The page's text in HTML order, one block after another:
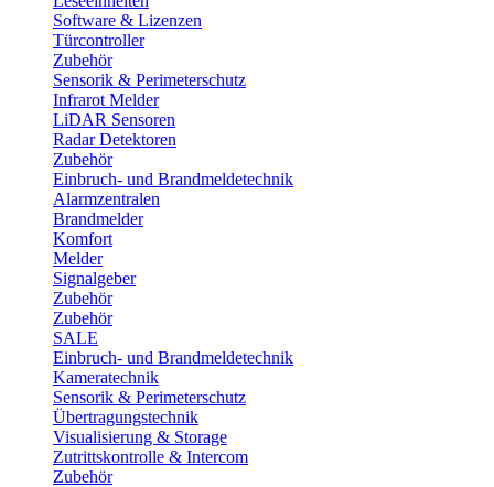
Software & Lizenzen
Türcontroller
Zubehör
Sensorik & Perimeterschutz
Infrarot Melder
LiDAR Sensoren
Radar Detektoren
Zubehör
Einbruch- und Brandmeldetechnik
Alarmzentralen
Brandmelder
Komfort
Melder
Signalgeber
Zubehör
Zubehör
SALE
Einbruch- und Brandmeldetechnik
Kameratechnik
Sensorik & Perimeterschutz
Übertragungstechnik
Visualisierung & Storage
Zutrittskontrolle & Intercom
Zubehör